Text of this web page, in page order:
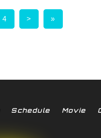
4 > »
Schedule Movie